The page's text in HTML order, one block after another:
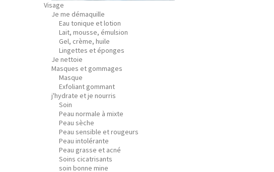
Visage
Je me démaquille
Eau tonique et lotion
Lait, mousse, émulsion
Gel, crème, huile
Lingettes et éponges
Je nettoie
Masques et gommages
Masque
Exfoliant gommant
j'hydrate et je nourris
Soin
Peau normale à mixte
Peau sèche
Peau sensible et rougeurs
Peau intolérante
Peau grasse et acné
Soins cicatrisants
soin bonne mine